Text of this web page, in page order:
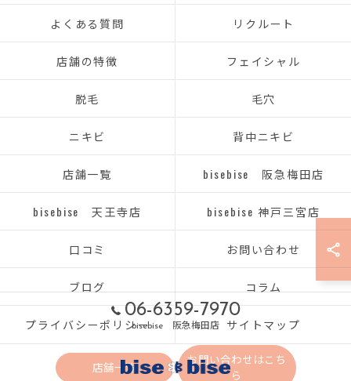
06-6359-7970
bisebise 阪急梅田店
店舗一覧
お問い合わせはこち
ら
よくある質問 リクルート
店舗の特徴 フェイシャル
脱毛 毛穴
ニキビ 背中ニキビ
店舗一覧 bisebise 阪急梅田店
bisebise 天王寺店 bisebise 神戸三宮店
口コミ お問い合わせ
ブログ コラム
プライバシーポリシー サイトマップ